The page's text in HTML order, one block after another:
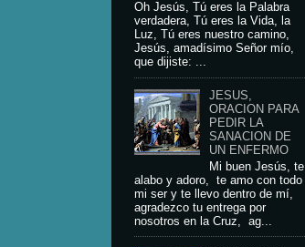
Oh Jesús, Tú eres la Palabra
verdadera, Tú eres la Vida, la
Luz, Tú eres nuestro camino,
Jesús, amadísimo Señor mío,
que dijiste: ...
JESUS,
ORACION PARA
PEDIR LA
SANACION DE
UN ENFERMO
Mi buen Jesús, te
alabo y adoro, te amo con todo
mi ser y te llevo dentro de mí,
agradezco tu entrega por
nosotros en la Cruz, ag...